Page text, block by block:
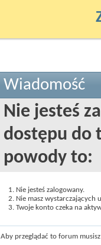
Wiadomość
Nie jesteś
dostępu do
powody to:
Nie jesteś zalogowany.
Nie masz
Twoje konto czeka na
Aby przeglądać to forum